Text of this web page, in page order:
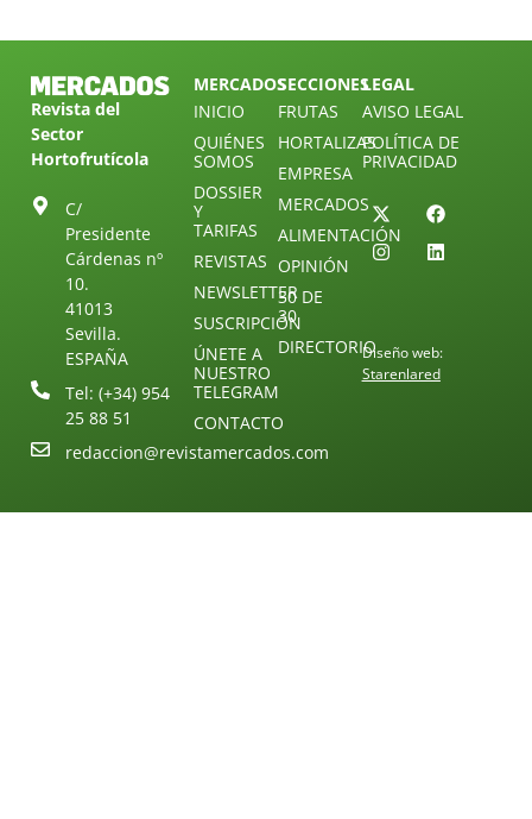
Revista del
Sector
Hortofrutícola
C/
Presidente
Cárdenas nº
10.
41013
Sevilla.
ESPAÑA
Tel: (+34) 954
25 88 51
redaccion@revistamercados.com
MERCADOS
INICIO
QUIÉNES
SOMOS
DOSSIER
Y
TARIFAS
REVISTAS
NEWSLETTER
SUSCRIPCIÓN
ÚNETE A
NUESTRO
TELEGRAM
CONTACTO
SECCIONES
FRUTAS
HORTALIZAS
EMPRESA
MERCADOS
ALIMENTACIÓN
OPINIÓN
30 DE
30
DIRECTORIO
LEGAL
AVISO LEGAL
POLÍTICA DE
PRIVACIDAD
Diseño web:
Starenlared